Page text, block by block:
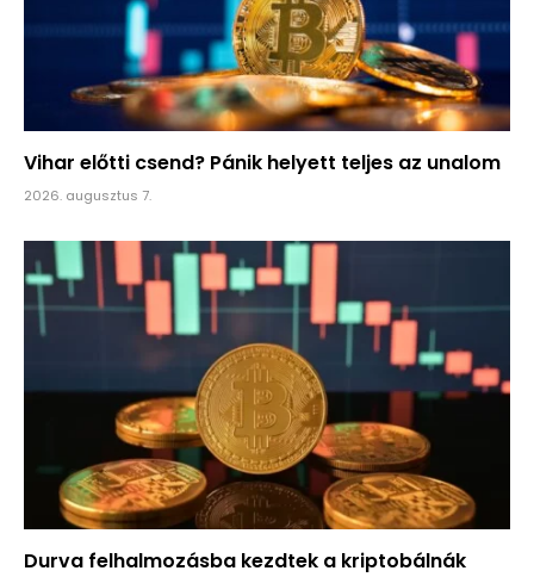
Vihar előtti csend? Pánik helyett teljes az unalom
2026. augusztus 7.
Durva felhalmozásba kezdtek a kriptobálnák